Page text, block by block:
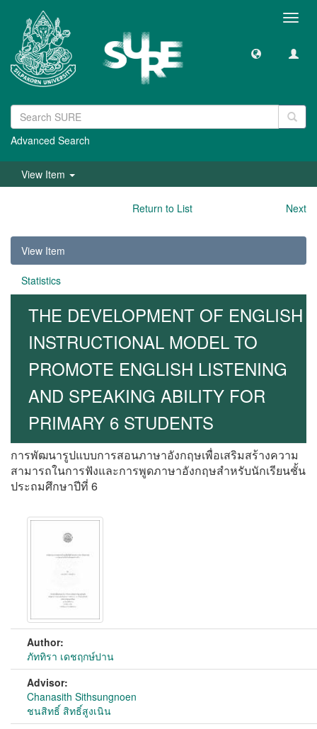
Advanced Search
View Item
Return to List Next
View Item
Statistics
THE DEVELOPMENT OF ENGLISH
INSTRUCTIONAL MODEL TO
PROMOTE ENGLISH LISTENING
AND SPEAKING ABILITY FOR
PRIMARY 6 STUDENTS
การพัฒนารูปแบบการสอนภาษาอังกฤษเพื่อเสริมสร้างความ
สามารถในการฟังและการพูดภาษาอังกฤษสำหรับนักเรียนชั้น
ประถมศึกษาปีที่ 6
Author:
ภัททิรา เดชฤกษ์ปาน
Advisor:
Chanasith Sithsungnoen
ชนสิทธิ์ สิทธิ์สูงเนิน